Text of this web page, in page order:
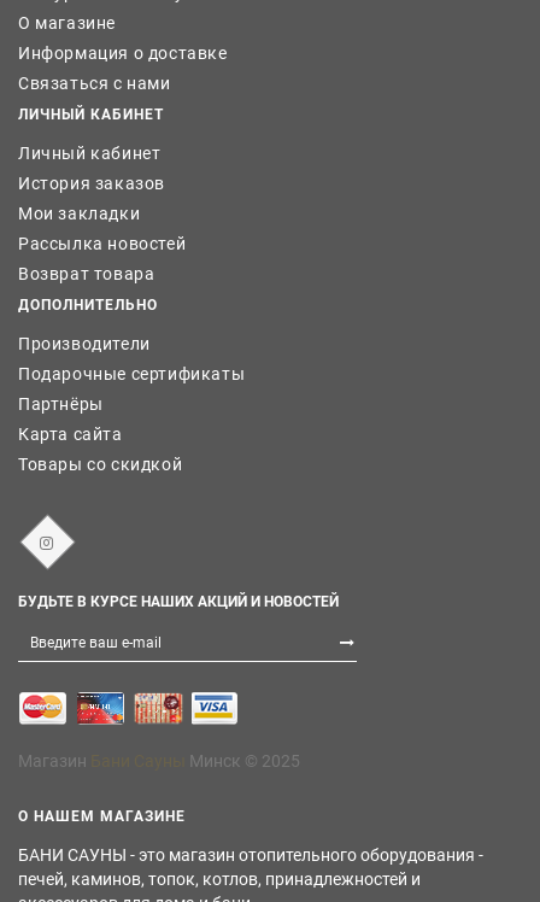
О магазине
Информация о доставке
Связаться с нами
ЛИЧНЫЙ КАБИНЕТ
Личный кабинет
История заказов
Мои закладки
Рассылка новостей
Возврат товара
ДОПОЛНИТЕЛЬНО
Производители
Подарочные сертификаты
Партнёры
Карта сайта
Товары со скидкой
БУДЬТЕ В КУРСЕ НАШИХ АКЦИЙ И НОВОСТЕЙ
Магазин Минск © 2025
О НАШЕМ МАГАЗИНЕ
БАНИ САУНЫ - это магазин отопительного оборудования -
печей, каминов, топок, котлов, принадлежностей и